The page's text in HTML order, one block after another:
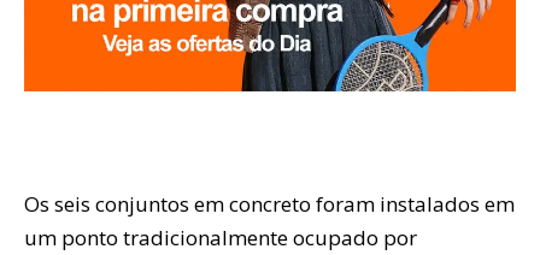
Os seis conjuntos em concreto foram instalados em
um ponto tradicionalmente ocupado por